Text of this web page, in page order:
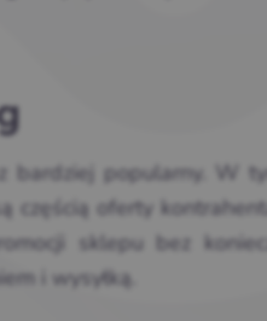
popularny. W
oferty
sklepu bez
i wysyłką.